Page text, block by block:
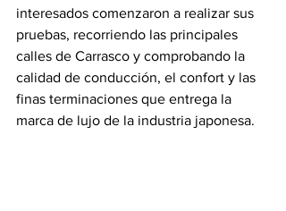
interesados comenzaron a realizar sus
pruebas, recorriendo las principales
calles de Carrasco y comprobando la
calidad de conducción, el confort y las
finas terminaciones que entrega la
marca de lujo de la industria japonesa.